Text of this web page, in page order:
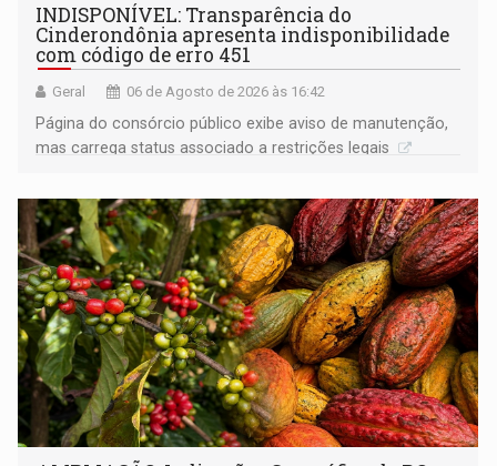
INDISPONÍVEL: Transparência do
Cinderondônia apresenta indisponibilidade
com código de erro 451
Geral 06 de Agosto de 2026 às 16:42
Página do consórcio público exibe aviso de manutenção,
mas carrega status associado a restrições legais